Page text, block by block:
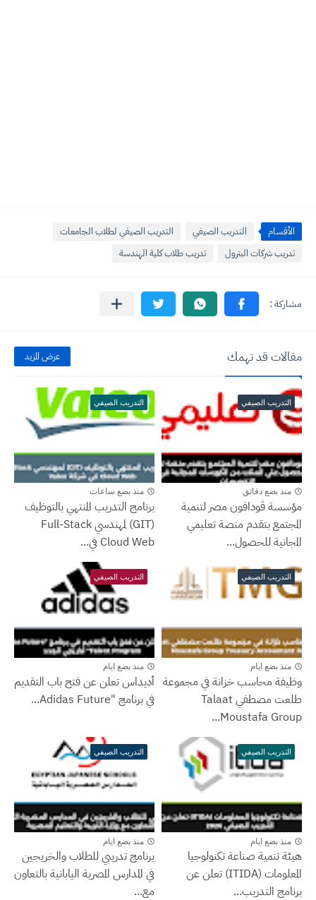
الأقسام التدريب الصيفي
التدريب الصيفي لطلاب الجامعات
تدريب شركات البترول
تدريب طلاب كلية الهندسة
مقالات قد تهمك عرض المزيد
التدريب الصيفي
منذ بضع دقائق
مؤسسة ڤودافون مصر لتنمية
المجتمع بتقدم منصة تعليمي
المجانية للحصول...
التدريب الصيفي
منذ بضع ساعات
برنامج التدريب المنتهي بالتوظيف
(GIT) لمهندسي Full-Stack
Cloud Web في...
التدريب الصيفي
منذ بضع ايام
وظيفة محاسب خزانة في مجموعة
طلعت مصطفي Talaat
Moustafa Group...
التدريب الصيفي
منذ بضع ايام
أديداس تعلن عن فتح باب التقديم
في برنامج "Adidas Future...
التدريب الصيفي
منذ بضع ايام
هيئة تنمية صناعة تكنولوجيا
المعلومات (ITIDA) تعلن عن
برنامج التدريب...
التدريب الصيفي
منذ بضع ايام
برنامج تدريبي للطلاب والخريجين
في المدارس المصرية اليابانية بالتعاون
مع...